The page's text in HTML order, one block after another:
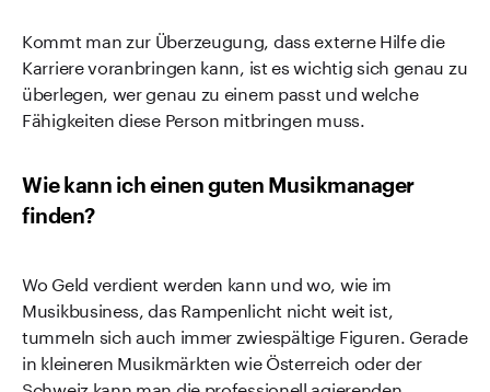
Kommt man zur Überzeugung, dass externe Hilfe die
Karriere voranbringen kann, ist es wichtig sich genau zu
überlegen, wer genau zu einem passt und welche
Fähigkeiten diese Person mitbringen muss.
Wie kann ich einen guten Musikmanager
finden?
Wo Geld verdient werden kann und wo, wie im
Musikbusiness, das Rampenlicht nicht weit ist,
tummeln sich auch immer zwiespältige Figuren. Gerade
in kleineren Musikmärkten wie Österreich oder der